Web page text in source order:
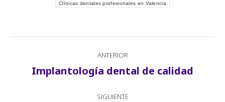
Clínicas dentales profesionales en Valencia
entre
publicaciones
ANTERIOR
Publicación
Implantología dental de calidad
SIGUIENTE